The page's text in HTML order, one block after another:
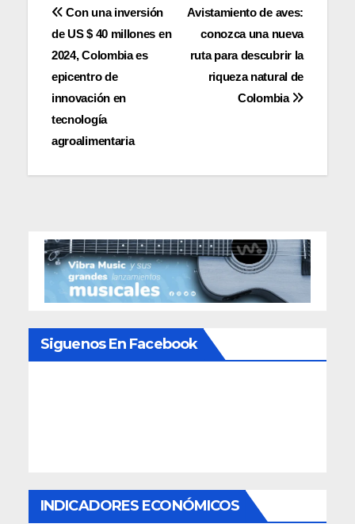
Navegación
de
entradas
Avistamiento de aves:
conozca una nueva
ruta para descubrir la
riqueza natural de
Colombia
Con una inversión
de US $ 40 millones en
2024, Colombia es
epicentro de
innovación en
tecnología
agroalimentaria
Siguenos En Facebook
INDICADORES ECONÓMICOS